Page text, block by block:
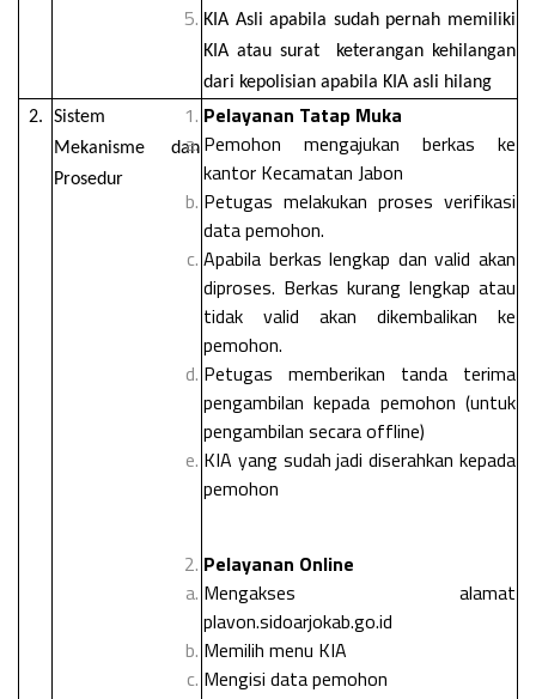
KIA Asli apabila sudah pernah memiliki
KIA atau surat keterangan kehilangan
dari kepolisian apabila KIA asli hilang
2.
Sistem
Mekanisme dan
Prosedur
Pelayanan Tatap Muka
Pemohon mengajukan berkas ke
kantor Kecamatan Jabon
Petugas melakukan proses verifikasi
data pemohon.
Apabila berkas lengkap dan valid akan
diproses. Berkas kurang lengkap atau
tidak valid akan dikembalikan ke
pemohon.
Petugas memberikan tanda terima
pengambilan kepada pemohon (untuk
pengambilan secara offline)
KIA yang sudah jadi diserahkan kepada
pemohon
Pelayanan Online
Mengakses alamat
plavon.sidoarjokab.go.id
Memilih menu KIA
Mengisi data pemohon